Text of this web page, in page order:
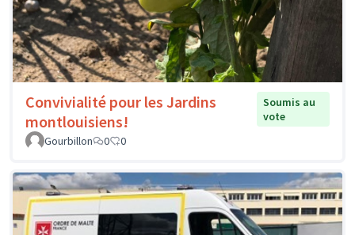
Convivialité pour les Jardins
montlouisiens!
Soumis au
vote
Gourbillon
0 0